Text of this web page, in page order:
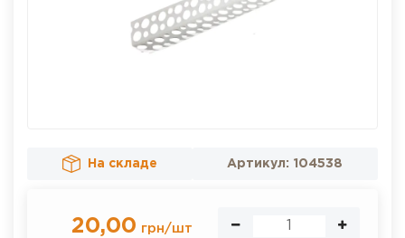
На складе Артикул: 104538
20,00 грн/шт